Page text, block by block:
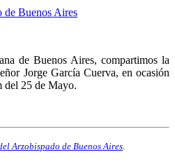
de Buenos Aires
de Buenos Aires, compartimos la
Jorge García Cuerva, en ocasión
del 25 de Mayo.
Arzobispado de Buenos Aires.